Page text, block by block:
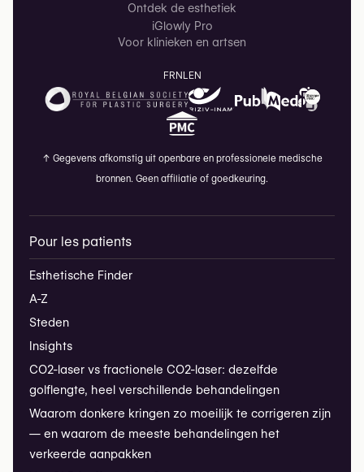
Ontdek de esthetiek
iGlowly Pro
Voor klinieken en artsen
FRNLEN
↑ Gegevens afkomstig uit openbare en professionele medische
bronnen. Geen affiliatie of goedkeuring.
Pour les patients
Esthetische Finder
A-Z
Steden
Insights
CO2-laser vs fractionele CO2-laser: dezelfde
golflengte, heel verschillende behandelingen
Waarom donkere kringen zo moeilijk te corrigeren zijn
— en waarom de meeste behandelingen het
verkeerde aanpakken